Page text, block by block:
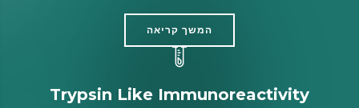
המשך קריאה
Trypsin Like Immunoreactivity